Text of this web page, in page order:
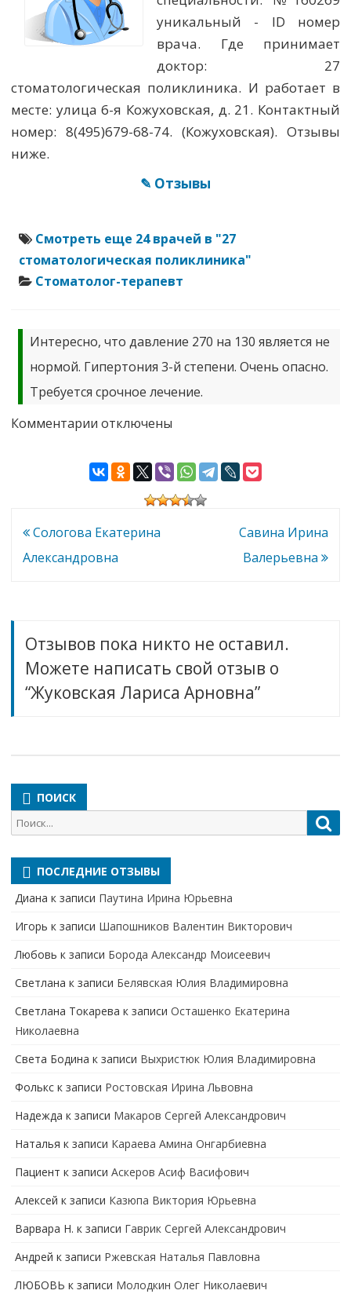
уникальный - ID номер
врача. Где принимает
доктор: 27
стоматологическая поликлиника. И работает в
месте: улица 6-я Кожуховская, д. 21. Контактный
номер: 8(495)679-68-74. (Кожуховская). Отзывы
ниже.
✎ Отзывы
Смотреть еще 24 врачей в "27
стоматологическая поликлиника"
Стоматолог-терапевт
Интересно, что давление 270 на 130 является не
нормой. Гипертония 3-й степени. Очень опасно.
Требуется срочное лечение.
Комментарии к
Лариса
Арновна
отключены
Навигация
по
Сологова Екатерина
Александровна
Савина Ирина
Валерьевна
Отзывов пока никто не оставил.
Можете написать свой отзыв о
“Жуковская Лариса Арновна”
ПОИСК
Поиск
для:
ПОСЛЕДНИЕ ОТЗЫВЫ
Диана к записи Паутина Ирина Юрьевна
Игорь к записи Шапошников Валентин Викторович
Любовь к записи Борода Александр Моисеевич
Светлана к записи Белявская Юлия Владимировна
Cветлана Токарева к записи Осташенко Екатерина
Николаевна
Света Бодина к записи Выхристюк Юлия Владимировна
Фолькс к записи Ростовская Ирина Львовна
Надежда к записи Макаров Сергей Александрович
Наталья к записи Караева Амина Онгарбиевна
Пациент к записи Аскеров Асиф Васифович
Алексей к записи Казюпа Виктория Юрьевна
Варвара Н. к записи Гаврик Сергей Александрович
Андрей к записи Ржевская Наталья Павловна
ЛЮБОВЬ к записи Молодкин Олег Николаевич